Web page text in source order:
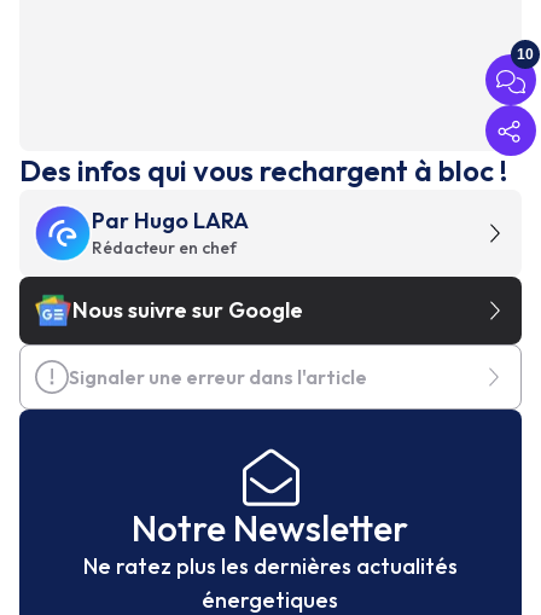
10
Des infos qui vous rechargent à bloc !
Par Hugo LARA
Rédacteur en chef
Nous suivre sur Google
Signaler une erreur dans l'article
Notre Newsletter
Ne ratez plus les dernières actualités
énergetiques